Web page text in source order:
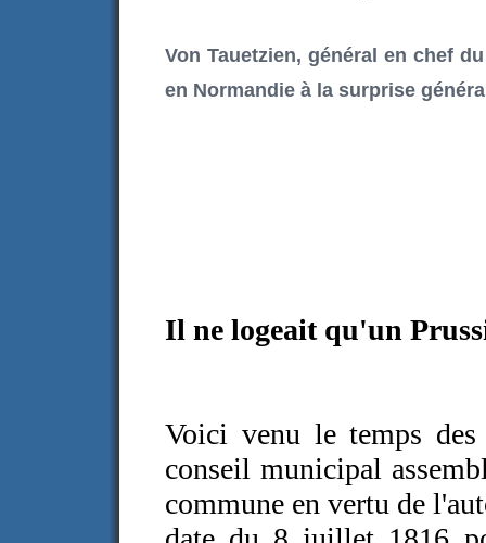
Von Tauetzien, général en chef
en Normandie à la surprise
Il ne logeait qu'un
Voici venu le temps
conseil municipal
commune en vertu de